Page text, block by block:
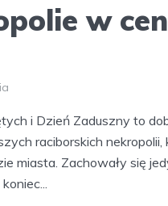
w
i Dzień Zaduszny to
raciborskich nekropolii,
miasta. Zachowały się